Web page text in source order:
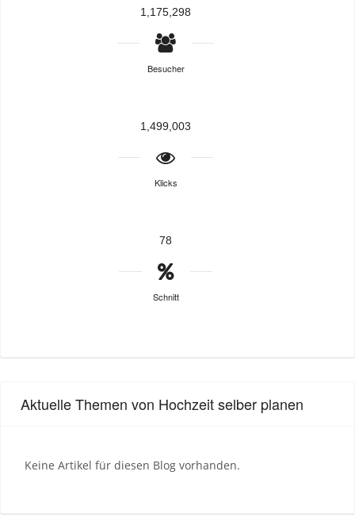
1,175,298
Besucher
1,499,003
Klicks
78
Schnitt
Aktuelle Themen von Hochzeit selber planen
Keine Artikel für diesen Blog vorhanden.